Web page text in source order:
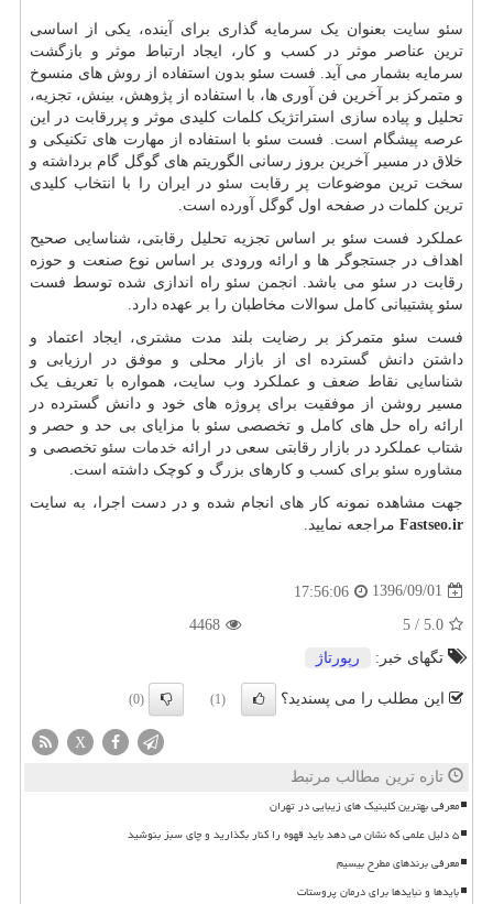
سئو سایت بعنوان یک سرمایه گذاری برای آینده، یکی از اساسی
ترین عناصر موثر در کسب و کار، ایجاد ارتباط موثر و بازگشت
سرمایه بشمار می آید. فست سئو بدون استفاده از روش های منسوخ
و متمرکز بر آخرین فن آوری ها، با استفاده از پژوهش، بینش، تجزیه،
تحلیل و پیاده سازی استراتژیک کلمات کلیدی موثر و پررقابت در این
عرصه پیشگام است. فست سئو با استفاده از مهارت های تکنیکی و
خلاق در مسیر آخرین بروز رسانی الگوریتم های گوگل گام برداشته و
سخت ترین موضوعات پر رقابت سئو در ایران را با انتخاب کلیدی
ترین کلمات در صفحه اول گوگل آورده است.
عملکرد فست سئو بر اساس تجزیه تحلیل رقابتی، شناسایی صحیح
اهداف در جستجوگر ها و ارائه ورودی بر اساس نوع صنعت و حوزه
رقابت در سئو می باشد.
انجمن سئو راه اندازی شده توسط فست
سئو پشتیبانی کامل سوالات مخاطبان را بر عهده دارد.
فست سئو متمرکز بر رضایت بلند مدت مشتری، ایجاد اعتماد و
داشتن دانش گسترده ای از بازار محلی و موفق در ارزیابی و
شناسایی نقاط ضعف و عملکرد وب سایت، همواره با تعریف یک
مسیر روشن از موفقیت برای پروژه های خود و دانش گسترده در
ارائه راه حل های کامل و تخصصی سئو با مزایای بی حد و حصر و
شتاب عملکرد در بازار رقابتی سعی در ارائه خدمات سئو تخصصی و
مشاوره سئو برای کسب و کارهای بزرگ و کوچک داشته است.
جهت مشاهده نمونه کار های انجام شده و در دست اجرا، به سایت
Fastseo.ir مراجعه نمایید.
1396/09/01
17:56:06
5.0
/
5
4468
تگهای خبر:
رپورتاژ
این مطلب را می پسندید؟ (1)
(0)
X
تازه ترین مطالب مرتبط
معرفی بهترین کلینیک های زیبایی در تهران
۵ دلیل علمی که نشان می دهد باید قهوه را کنار بگذارید و چای سبز بنوشید
معرفی برندهای مطرح بیسیم
بایدها و نبایدها برای درمان پروستات